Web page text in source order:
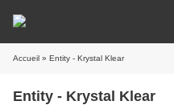
Accueil » Entity - Krystal Klear
Entity - Krystal Klear